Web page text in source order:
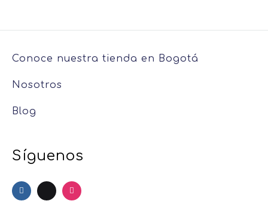
Conoce nuestra tienda en Bogotá
Nosotros
Blog
Síguenos